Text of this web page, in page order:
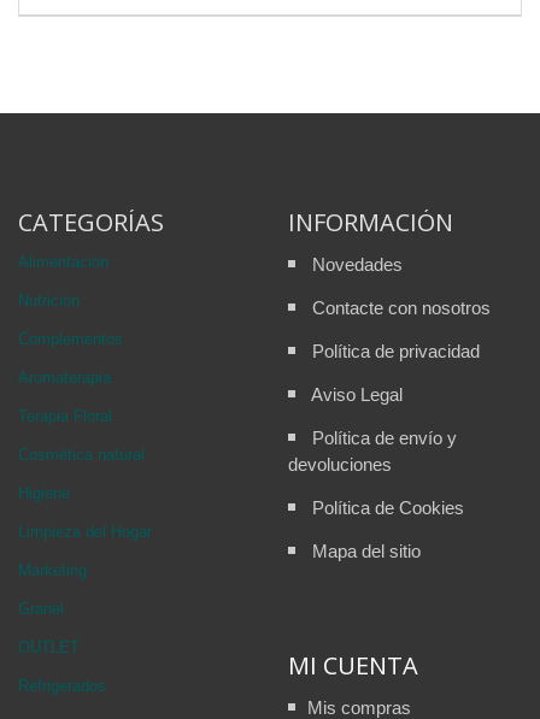
CATEGORÍAS
Alimentación
Nutricion
Complementos
Aromaterapia
Terapia Floral
Cosmética natural
Higiene
Limpieza del Hogar
Marketing
Granel
OUTLET
Refrigerados
INFORMACIÓN
Novedades
Contacte con nosotros
Política de privacidad
Aviso Legal
Política de envío y
devoluciones
Política de Cookies
Mapa del sitio
MI CUENTA
Mis compras